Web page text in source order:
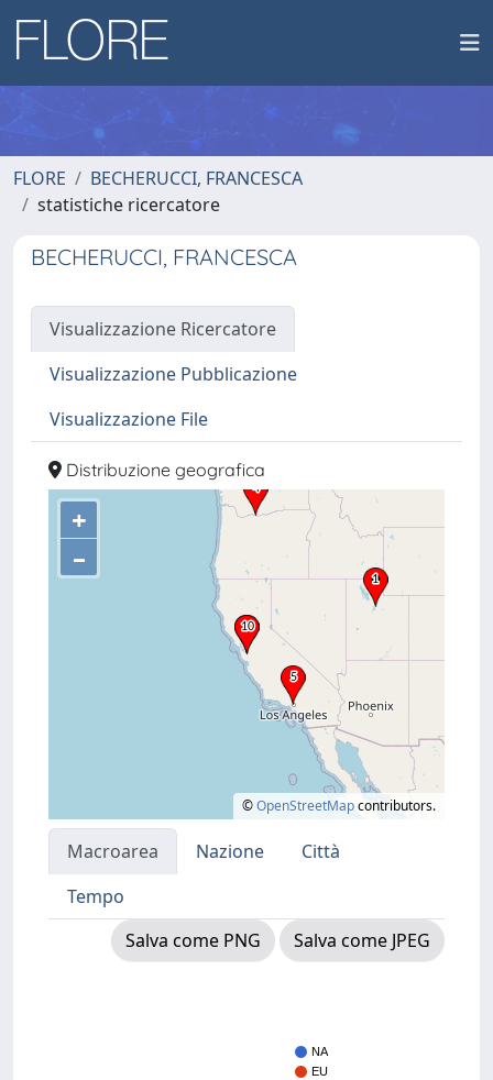
FLORE
BECHERUCCI, FRANCESCA
statistiche ricercatore
BECHERUCCI, FRANCESCA
Visualizzazione Ricercatore
Visualizzazione Pubblicazione
Visualizzazione File
Distribuzione geografica
+
–
©OpenStreetMapcontributors.
Macroarea Nazione
Città
Tempo
Salva come PNG
Salva come JPEG
NA
EU